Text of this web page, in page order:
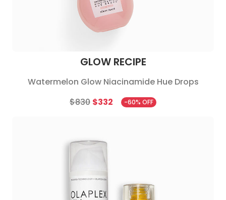
GLOW RECIPE
Watermelon Glow Niacinamide Hue Drops
$830 $332 -60% OFF